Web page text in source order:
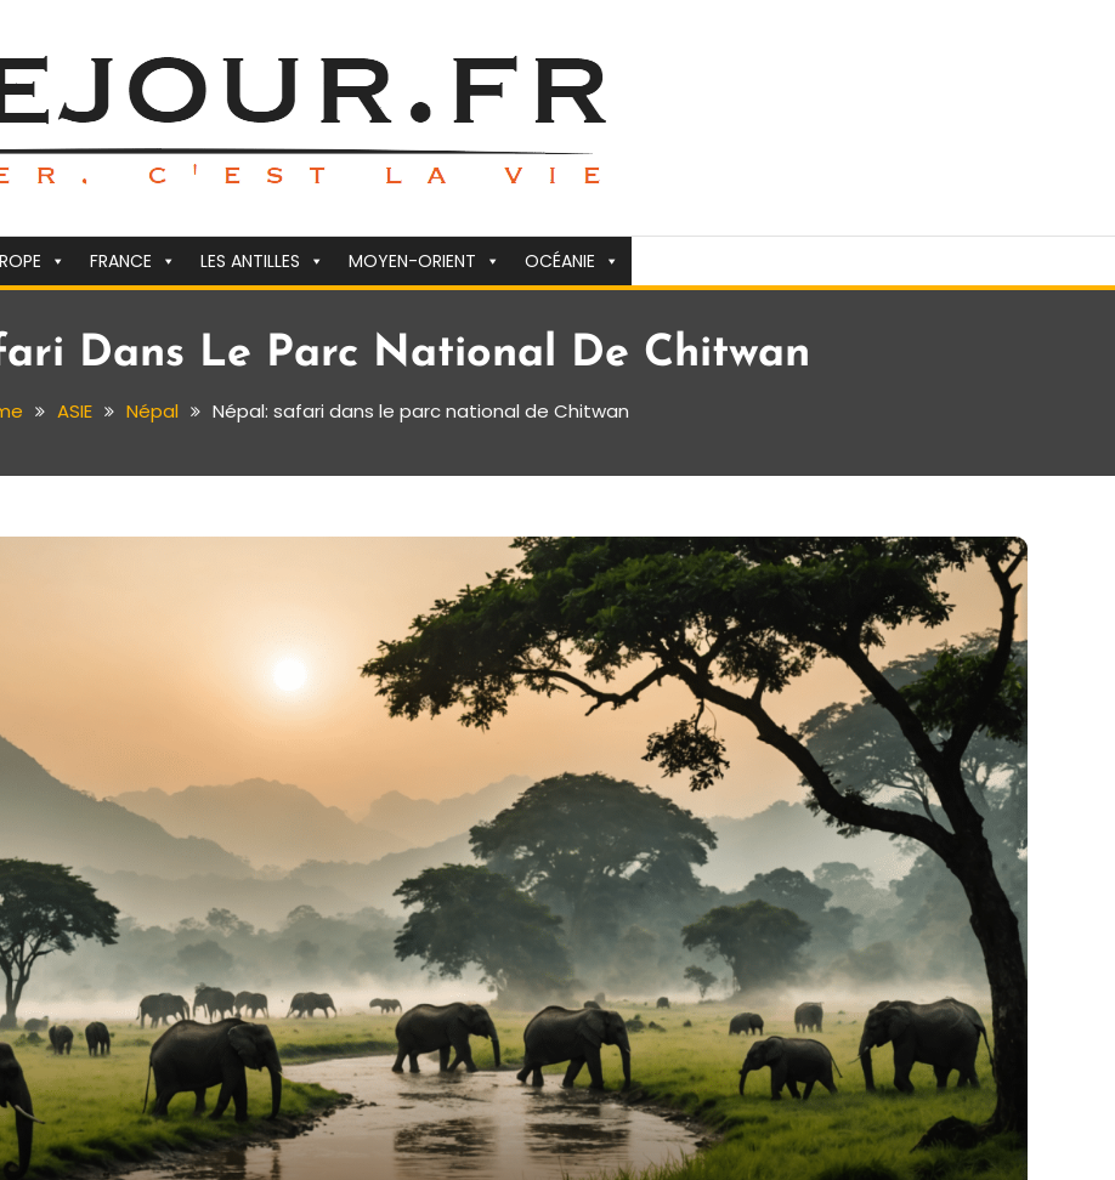
FRANCE LES ANTILLES MOYEN-ORIENT OCÉANIE
Dans Le Parc National De Chitwan
ASIE Népal Népal: safari dans le parc national de Chitwan